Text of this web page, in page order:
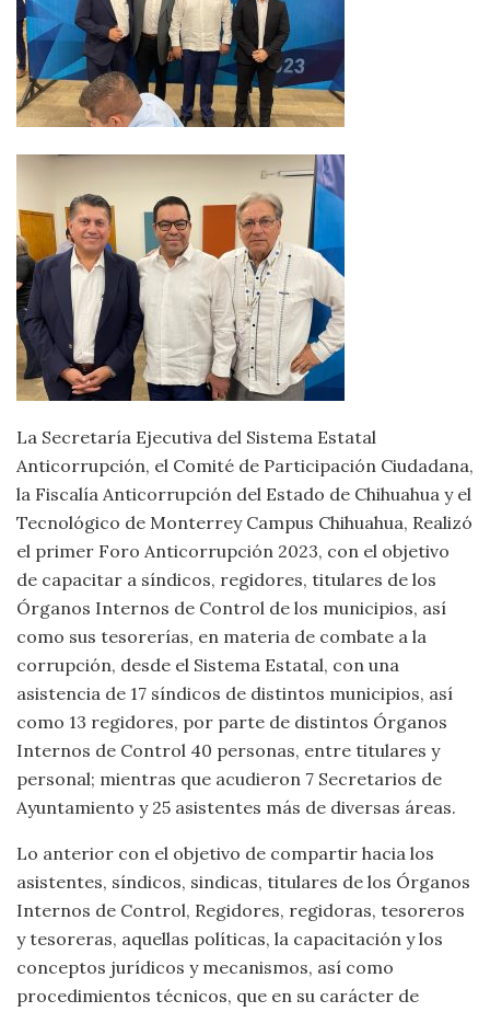
La Secretaría Ejecutiva del Sistema Estatal
Anticorrupción, el Comité de Participación Ciudadana,
la Fiscalía Anticorrupción del Estado de Chihuahua y el
Tecnológico de Monterrey Campus Chihuahua, Realizó
el primer Foro Anticorrupción 2023, con el objetivo
de capacitar a síndicos, regidores, titulares de los
Órganos Internos de Control de los municipios, así
como sus tesorerías, en materia de combate a la
corrupción, desde el Sistema Estatal, con una
asistencia de 17 síndicos de distintos municipios, así
como 13 regidores, por parte de distintos Órganos
Internos de Control 40 personas, entre titulares y
personal; mientras que acudieron 7 Secretarios de
Ayuntamiento y 25 asistentes más de diversas áreas.
Lo anterior con el objetivo de compartir hacia los
asistentes, síndicos, sindicas, titulares de los Órganos
Internos de Control, Regidores, regidoras, tesoreros
y tesoreras, aquellas políticas, la capacitación y los
conceptos jurídicos y mecanismos, así como
procedimientos técnicos, que en su carácter de